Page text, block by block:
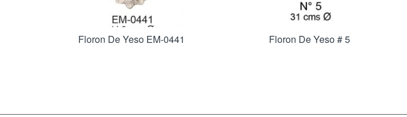
Floron De Yeso EM-0441 Floron De Yeso # 5